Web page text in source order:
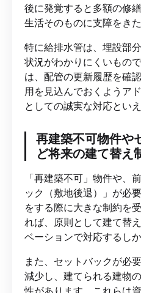
後に発覚すると多額の修
生活そのものに支障をきた
特に給排水管は、埋設部
状況がわかりにくいもの
は、配管の更新履歴を確
用を見込んでおくようア
としての誠実な対応といえ
再建築不可物件や
ど将来の建て替え
「再建築不可」物件や、
ック（敷地後退）」が必
をする際に大きな制約を
れば、原則として建て替
ベーションで対応するしか
また、セットバックが必
減少し、建てられる建物
性があります。これらは